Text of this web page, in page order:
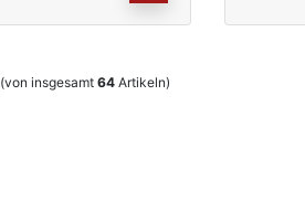
(von insgesamt 64 Artikeln)